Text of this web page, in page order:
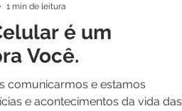
é um
Você.
comunicarmos e estamos
e acontecimentos da vida das
1 min de leitura